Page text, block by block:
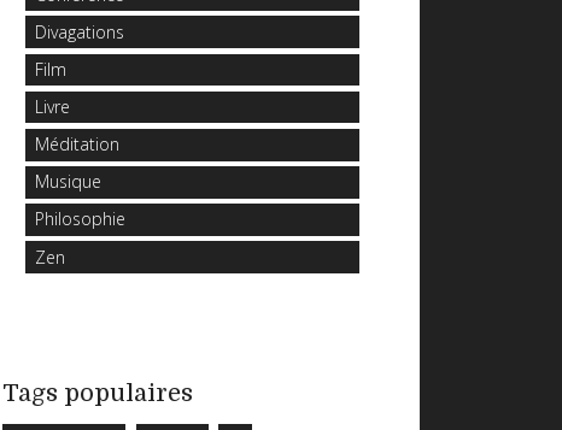
Divagations
Film
Livre
Méditation
Musique
Philosophie
Zen
Tags populaires